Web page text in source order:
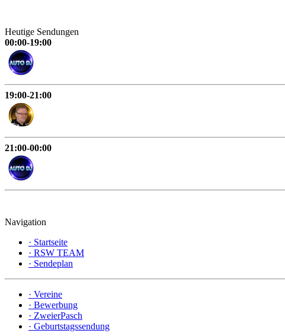
Heutige Sendungen
00:00-19:00
19:00-21:00
21:00-00:00
Navigation
· Startseite
· RSW TEAM
· Sendeplan
· Vereine
· Bewerbung
· ZweierPasch
· Geburtstagssendung